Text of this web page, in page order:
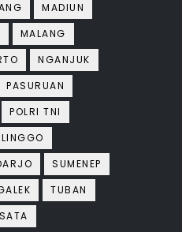
MADIUN
MALANG
NGANJUK
PASURUAN
POLRI TNI
SUMENEP
TUBAN